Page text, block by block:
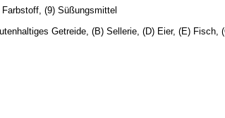
Farbstoff, (9) Süßungsmittel
Getreide, (B) Sellerie, (D) Eier, (E)